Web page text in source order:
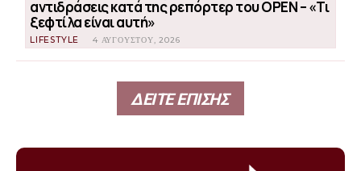
αντιδράσεις κατά της ρεπόρτερ του OPEN – «Τι
ξεφτίλα είναι αυτή»
LIFESTYLE 4 ΑΥΓΟΎΣΤΟΥ, 2026
ΔΕΙΤΕ ΕΠΙΣΗΣ